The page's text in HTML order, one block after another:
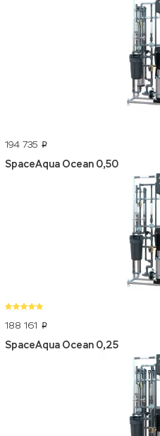
194 735 p
SpaceAqua Ocean 0,50
188 161 p
SpaceAqua Ocean 0,25